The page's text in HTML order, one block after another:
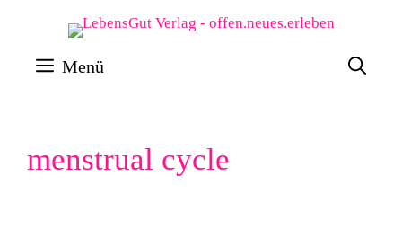
Inhalt
springen
Menü
menstrual cycle